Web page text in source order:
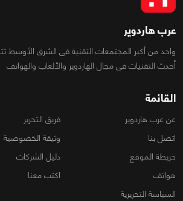
عرب هاردوير
واحد من أكبر المجتمعات التقنية فى الشرق الأوسط
أحدث التقنيات فى مجال الهاردوير والألعاب والهواتف
القائمة
عن عرب هاردوير
فريق التحرير
اتصل بنا
وثيقة الخصوصية
خريطة الموقع
دليل الشركات
هواتف
اكتب معنا
السياسة التحريرية